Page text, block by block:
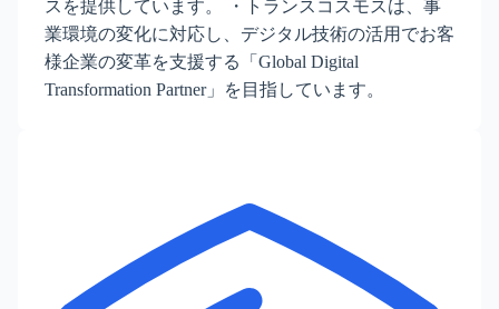
スを提供しています。 ・トランスコスモスは、事
業環境の変化に対応し、デジタル技術の活用でお客
様企業の変革を支援する「Global Digital
Transformation Partner」を目指しています。